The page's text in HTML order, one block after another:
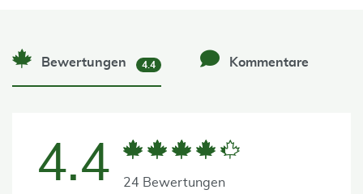
Bewertungen 4.4 Kommentare
4.4 24 Bewertungen